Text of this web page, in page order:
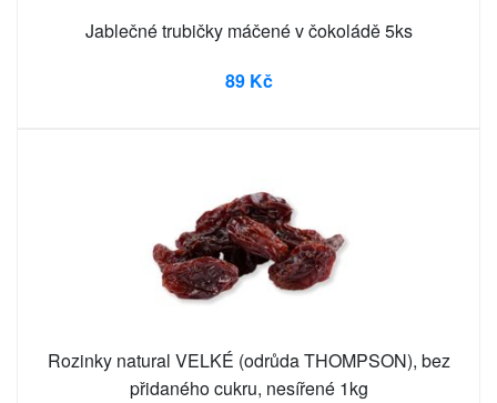
Jablečné trubičky máčené v čokoládě 5ks
89 Kč
Rozinky natural VELKÉ (odrůda THOMPSON), bez
přidaného cukru, nesířené 1kg